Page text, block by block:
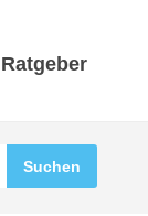
Ratgeber